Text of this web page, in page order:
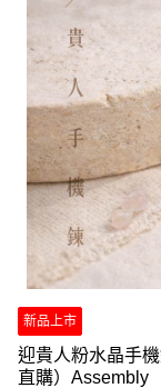
新品上市
迎貴人粉水晶手
直購）Assembly